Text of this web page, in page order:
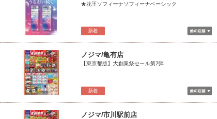
新着
★花王ソフィーナソフィーナベーシック
新着
ノジマ/亀有店
【東京都版】大創業祭セール第2弾
ノジマ/市川駅前店